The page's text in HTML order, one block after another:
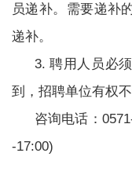
员递补。需要递补
递补。
3. 聘用人员必
到，招聘单位有权
咨询电话：
-17:00)